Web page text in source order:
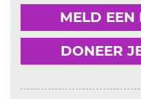
MELD EEN
DONEER